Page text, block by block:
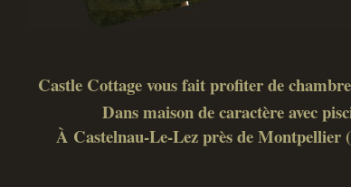
Castle Cottage vous fait profiter de
Dans maison de caractère avec
À Castelnau-Le-Lez près de Montpellier